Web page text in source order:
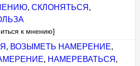
,СКЛОНЯТЬСЯ ,
к мнению]
, ВОЗЫМЕТЬ НАМЕРЕНИЕ,
, НАМЕРЕВАТЬСЯ ,